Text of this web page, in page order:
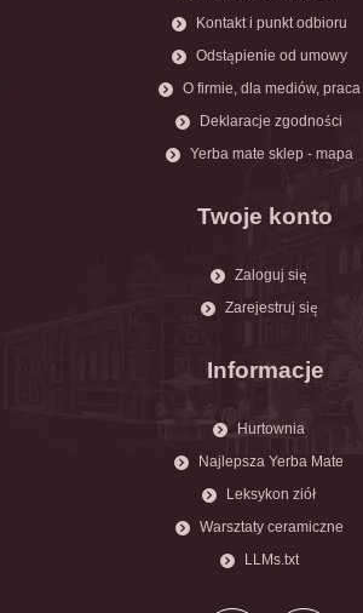
Kontakt i punkt odbioru
Odstąpienie od umowy
O firmie, dla mediów, praca
Deklaracje zgodności
Yerba mate sklep - mapa
Twoje konto
Zaloguj się
Zarejestruj się
Informacje
Hurtownia
Najlepsza Yerba Mate
Leksykon ziół
Warsztaty ceramiczne
LLMs.txt